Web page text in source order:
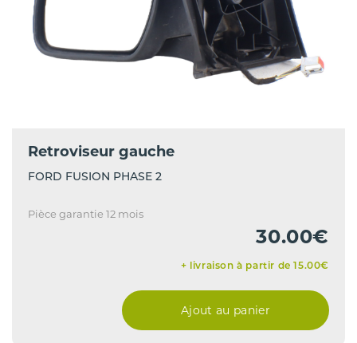
Retroviseur gauche
FORD FUSION PHASE 2
Pièce garantie 12 mois
30.00€
+ livraison à partir de 15.00€
Ajout au panier